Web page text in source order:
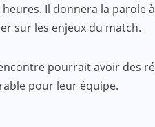
Il donnera la parole
sur les enjeux du match.
pourrait avoir des
pour leur équipe.